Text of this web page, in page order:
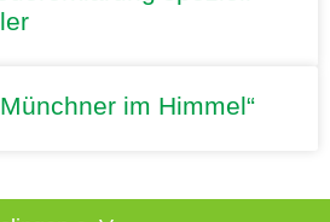
im Himmel“